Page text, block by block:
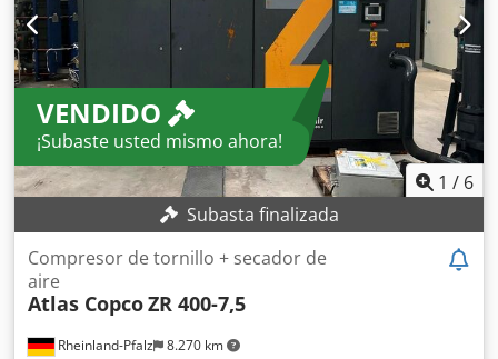
VENDIDO
¡Subaste usted mismo ahora!
1 / 6
Subasta finalizada
Rheinland-Pfalz 8.270 km
Compresor de tornillo + secador de
aire
Atlas CopcoZR 400-7,5